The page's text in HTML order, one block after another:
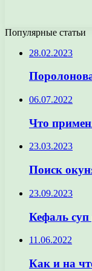
Популярные статьи
28.02.2023
06.07.2022
Что
23.03.2023
Поиск
23.09.2023
Кефаль
11.06.2022
Как и на